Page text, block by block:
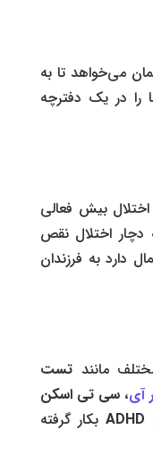
می‌خواهد تا به
را در یک دفترچه
بیش فعالی
دچار اختلال نقص
دارد به فرزندان
مانندتست
آی، سی تی اسکن
ADHDبکار گرفته